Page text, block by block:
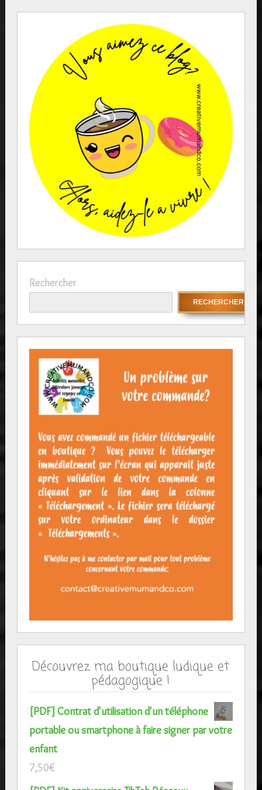
Rechercher
RECHERCHER
Découvrez ma boutique ludique et
pédagogique !
[PDF] Contrat d'utilisation d'un téléphone
portable ou smartphone à faire signer par votre
enfant
7,50€